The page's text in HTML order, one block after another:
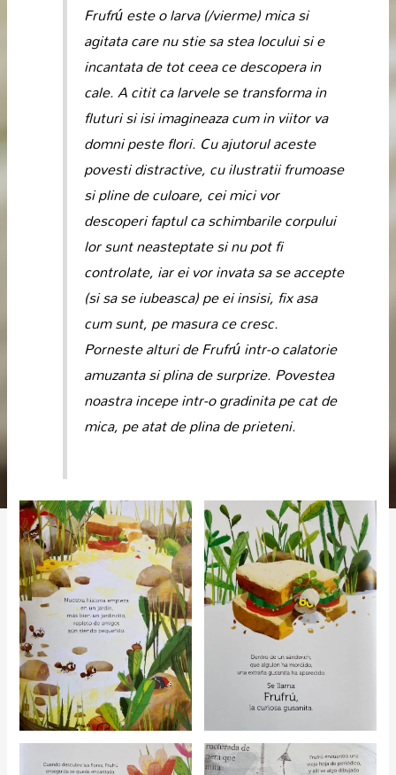
Frufrúeste o larva (/vierme) mica si
agitata care nu stie sa stea locului si e
incantata de tot ceea ce descopera in
cale. A citit ca larvele se transforma in
fluturi si isi imagineaza cum in viitor va
domni peste flori. Cu ajutorul aceste
povesti distractive, cu ilustratii frumoase
si pline de culoare, cei mici vor
descoperi faptul ca schimbarile corpului
lor sunt neasteptate si nu pot fi
controlate, iar ei vor invata sa se accepte
(si sa se iubeasca) pe ei insisi, fix asa
cum sunt, pe masura ce cresc.
Porneste alturi deFrufrúintr-o calatorie
amuzanta si plina de surprize. Povestea
noastra incepe intr-o gradinita pe cat de
mica, pe atat de plina de prieteni.